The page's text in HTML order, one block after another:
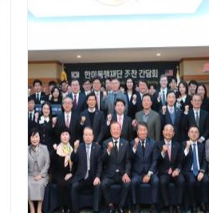
국 내 지사 또는 현지 법인을 운영
중인 기업들로, 한국 문화에 대한
이해와 협업 역량을 갖춘 우수 인재
를 확보하기 위해 플랫폼에 참여한
것으로 확인되었다. 특히 글로벌 사
업을 확대 중인 기업들이 다수 포함
되면서, 주한미군 출신 인력의 언어
·문화적 강점을 활용하려는 수요가
반영된 것으로 보인다. 현재 참여
기업들은 약 400여 개의 채용 공석
(Job Openings)을 통해 주한미군
전역장병들의 적극적인 채용을 진
행 중이다. 주요 참여 기업으로는